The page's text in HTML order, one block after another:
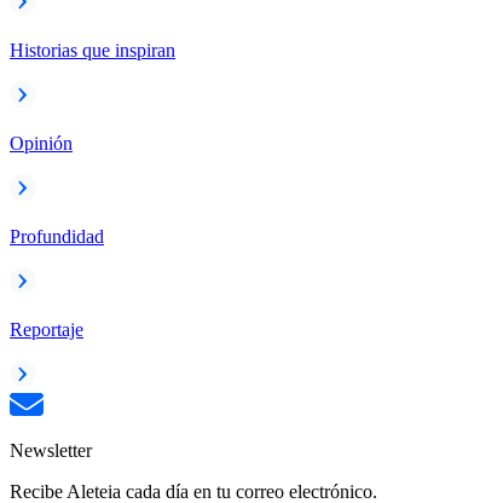
Historias que inspiran
Opinión
Profundidad
Reportaje
Newsletter
Recibe Aleteia cada día en tu correo electrónico.